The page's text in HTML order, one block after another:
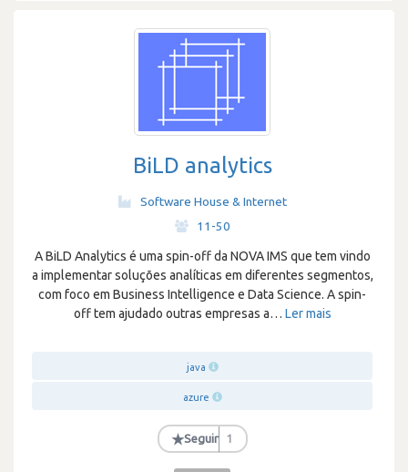
BiLD analytics
Software House & Internet
11-50
A BiLD Analytics é uma spin-off da NOVA IMS que tem vindo
a implementar soluções analíticas em diferentes segmentos,
com foco em Business Intelligence e Data Science. A spin-
off tem ajudado outras empresas a… Ler mais
java
azure
★Seguir 1